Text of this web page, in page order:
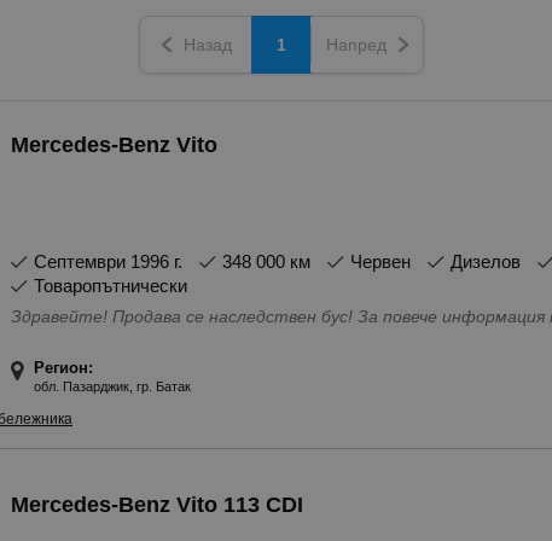
Назад 1 Напред
Mercedes-Benz Vito
септември 1996 г. 348 000 км Червен
Дизелов
Товаропътнически
Здравейте! Продава се наследствен бус! За повече
Регион:
обл. Пазарджик, гр. Батак
Mercedes-Benz Vito 113 CDI